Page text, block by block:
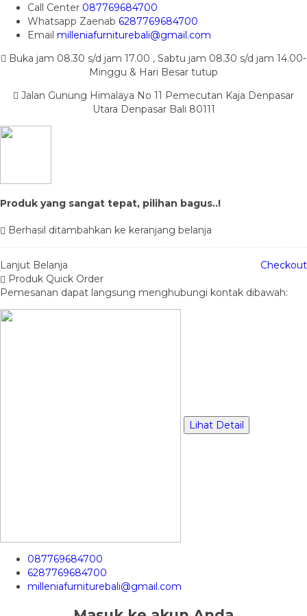
Call Center 087769684700
Whatsapp Zaenab 6287769684700
Email milleniafurniturebali@gmail.com
Buka jam 08.30 s/d jam 17.00 , Sabtu jam 08.30 s/d jam 14.00-
Minggu & Hari Besar tutup
Jalan Gunung Himalaya No 11 Pemecutan Kaja Denpasar
Utara Denpasar Bali 80111
Produk yang sangat tepat, pilihan bagus..!
Berhasil ditambahkan ke keranjang belanja
Lanjut Belanja
Checkout
Produk Quick Order
Pemesanan dapat langsung menghubungi kontak dibawah:
Lihat Detail
087769684700
6287769684700
milleniafurniturebali@gmail.com